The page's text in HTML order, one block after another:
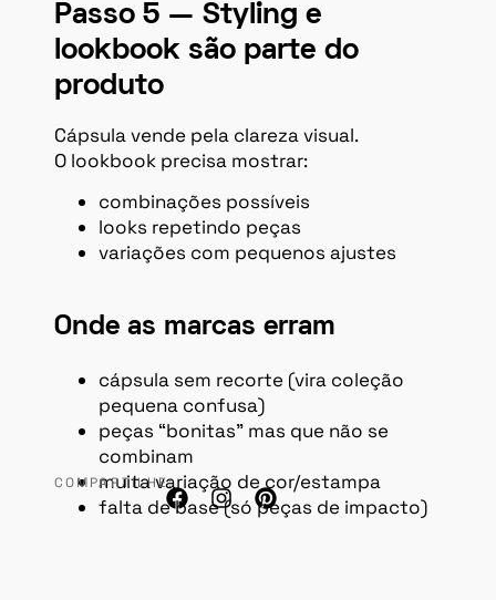
Passo 5 — Styling e
lookbook são parte do
produto
Cápsula vende pela clareza visual.
O lookbook precisa mostrar:
combinações possíveis
looks repetindo peças
variações com pequenos ajustes
Onde as marcas erram
cápsula sem recorte (vira coleção
pequena confusa)
peças “bonitas” mas que não se
combinam
muita variação de cor/estampa
falta de base (só peças de impacto)
COMPARTILHE: